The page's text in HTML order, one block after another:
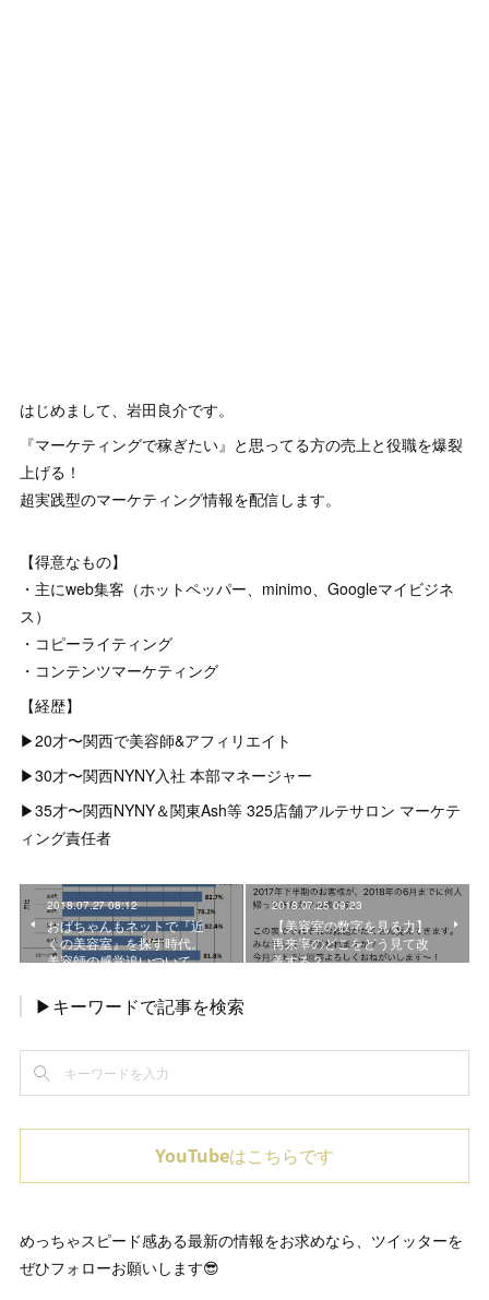
はじめまして、岩田良介です。
『マーケティングで稼ぎたい』と思ってる方の売上と役職を爆裂
上げる！
超実践型のマーケティング情報を配信します。
【得意なもの】
・主にweb集客（ホットペッパー、minimo、Googleマイビジネ
ス）
・コピーライティング
・コンテンツマーケティング
【経歴】
▶︎20才〜関西で美容師&アフィリエイト
▶︎30才〜関西NYNY入社 本部マネージャー
▶︎35才〜関西NYNY＆関東Ash等 325店舗アルテサロン マーケテ
ィング責任者
2018.07.27 08:12
おばちゃんもネットで『近
くの美容室』を探す時代。
美容師の感覚追いついて…
2018.07.25 09:23
【美容室の数字を見る力】
再来率のどこをどう見て改
善する？
▶キーワードで記事を検索
YouTubeはこちらです
めっちゃスピード感ある最新の情報をお求めなら、ツイッターを
ぜひフォローお願いします😎